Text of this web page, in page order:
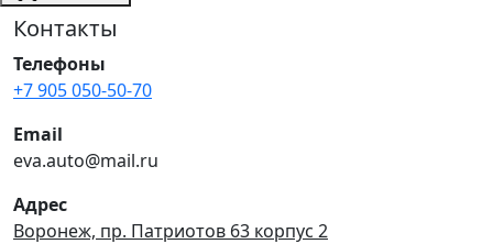
Контакты
Телефоны
+7 905 050-50-70
Email
eva.auto@mail.ru
Адрес
Воронеж, пр. Патриотов 63 корпус 2